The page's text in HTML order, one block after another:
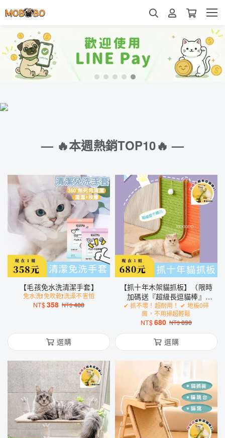
— 🔥本週熱銷TOP10🔥 —
【毛孩免水洗清潔手套】
免水洗❗免吹乾❗洗澡不害怕
NT$358 NT$488
選購
【抓十年木架貓抓板】（限時
加碼送『超級長逗貓棒』
x1）
✔ 抓不壞！超耐用！ ✔ 地板0碎
屑，不用掃超輕鬆
NT$680 NT$890
選購